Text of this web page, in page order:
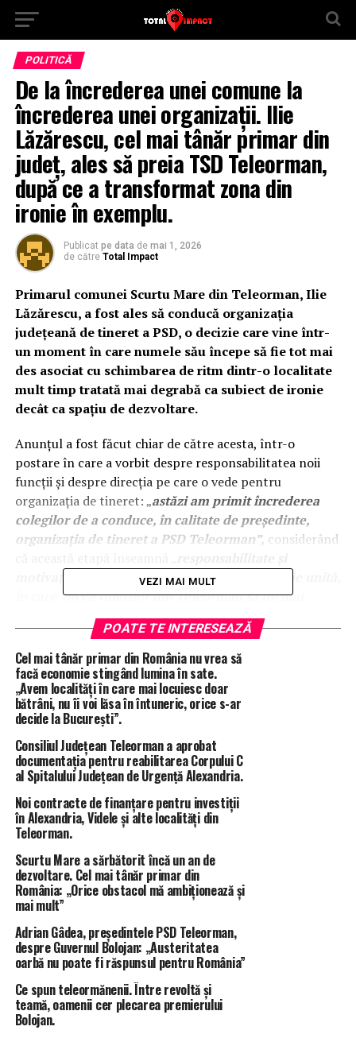
POLITICĂ
De la încrederea unei comune la
încrederea unei organizații. Ilie
Lăzărescu, cel mai tânăr primar din
județ, ales să preia TSD Teleorman,
după ce a transformat zona din
ironie în exemplu.
Publicat pe data de mai 1, 2026
de către Total Impact
Primarul comunei Scurtu Mare din Teleorman, Ilie
Lăzărescu, a fost ales să conducă organizația
județeană de tineret a PSD, o decizie care vine într-
un moment în care numele său începe să fie tot mai
des asociat cu schimbarea de ritm dintr-o localitate
mult timp tratată mai degrabă ca subiect de ironie
decât ca spațiu de dezvoltare.
Anunțul a fost făcut chiar de către acesta, într-o
postare în care a vorbit despre responsabilitatea noii
funcții și despre direcția pe care o vede pentru
organizația de tineret: „astăzi am primit încrederea
colegilor de a conduce, în calitate de președinte,
organizația de tineret a PSD Teleorman”, considerând
motivația de a construi împreună o organizație unită,
în care vocea tinerilor din Teleorman să fie mai
puternică și mai respectată”.
În același mesaj,
Lăzărescu a vorbit și despee ideea
continuității între încrederea primită la nivel local și cea
acordată acum la nivel politic, amintind că
am primit încrederea oamenilor din comuna Scurtu
Mare de a le fi primar”
o confirmare a unui parcurs început recent, dar vizibil.
Cu această ocazie,noul președinte al tinerilor social
democrația mai transmis că își propune
plus valoare organizației”și să unească tinerii
jurul unor proiecte serioase și al unei direcții
comune„, insistând pe ideea că „
din TSD Teleorman una dintre cele mai unite
organizații de tineret din țară”.
Dincolo de discurs, alegerea lui
de ceea ce s-a întâmplat în ultimii doi ani în
Mare, o comună care, până nu demult, era invocată mai
ales în registru ironic, pe fondul unor probleme
administrative și al unei lipse evidente de direcție. Venit
în funcție la doar 27 de ani, pe listele PSD, tânărul
primar a mizat încă de la început pe ideea că vârsta nu
VEZI MAI MULT
POATE TE INTERESEAZĂ
Cel mai tânăr primar din România nu vrea să
facă economie stingând lumina în sate.
„Avem localități în care mai locuiesc doar
bătrâni, nu îi voi lăsa în întuneric, orice s-ar
decide la București”.
Consiliul Județean Teleorman a aprobat
documentația pentru reabilitarea Corpului C
al Spitalului Județean de Urgență Alexandria.
Noi contracte de finanțare pentru investiții
în Alexandria, Videle și alte localități din
Teleorman.
Scurtu Mare a sărbătorit încă un an de
dezvoltare. Cel mai tânăr primar din
România: „Orice obstacol mă ambiționează și
mai mult”
Adrian Gâdea, președintele PSD Teleorman,
despre Guvernul Bolojan: „Austeritatea
oarbă nu poate fi răspunsul pentru România”
Ce spun teleormănenii. Între revoltă și
teamă, oamenii cer plecarea premierului
Bolojan.